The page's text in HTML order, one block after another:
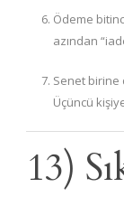
Ödeme
azından
Senet birine
Üçüncü
13)